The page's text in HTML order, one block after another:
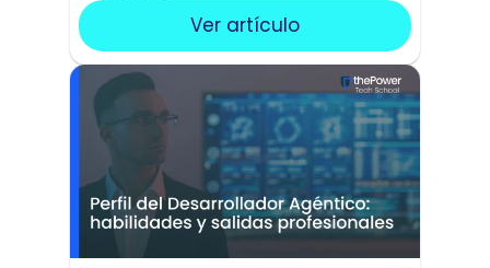
Ver artículo